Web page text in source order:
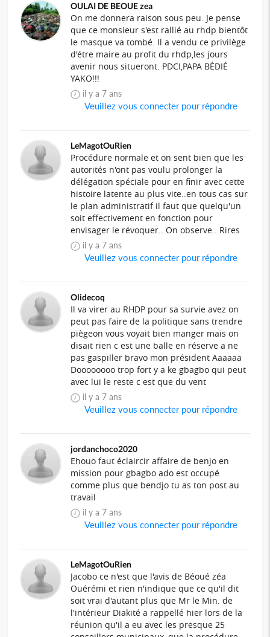
OULAI DE BEOUE zea
On me donnera raison sous peu. Je pense
que ce monsieur s'est rallié au rhdp bientôt
le masque va tombé. Il a vendu ce privilège
d'étre maire au profit du rhdp,les jours
avenir nous situeront. PDCI,PAPA BÉDIÉ
YAKO!!!
il y a 7 ans
Veuillez vous connecter pour répondre
LeMagotOuRien
Procédure normale et on sent bien que les
autorités n'ont pas voulu prolonger la
délégation spéciale pour en finir avec cette
histoire latente au plus vite..en tous cas sur
le plan administratif il faut que quelqu'un
soit effectivement en fonction pour
envisager le révoquer.. On observe.. Rires
il y a 7 ans
Veuillez vous connecter pour répondre
Olidecoq
Il va virer au RHDP pour sa survie avez on
peut pas faire de la politique sans trendre
piègeon vous voyait bien manger mais on
disait rien c est une balle en réserve a ne
pas gaspiller bravo mon président Aaaaaa
Doooooooo trop fort y a ke gbagbo qui peut
avec lui le reste c est que du vent
il y a 7 ans
Veuillez vous connecter pour répondre
jordanchoco2020
Ehouo faut éclaircir affaire de benjo en
mission pour gbagbo ado est occupé
comme plus que bendjo tu as ton post au
travail
il y a 7 ans
Veuillez vous connecter pour répondre
LeMagotOuRien
Jacobo ce n'est que l'avis de Béoué zéa
Ouérémi et rien n'indique que ce qu'il dit
soit vrai d'autant plus que Mr le Min. de
l'intérieur Diakité a rappellé hier lors de la
réunion qu'il a eu avec les presque 25